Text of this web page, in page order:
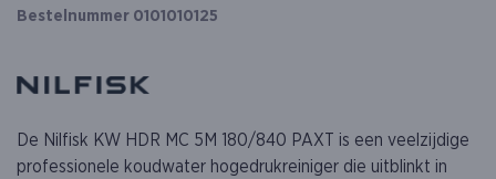
Bestelnummer 0101010125
De Nilfisk KW HDR MC 5M 180/840 PAXT is een veelzijdige
professionele koudwater hogedrukreiniger die uitblinkt in